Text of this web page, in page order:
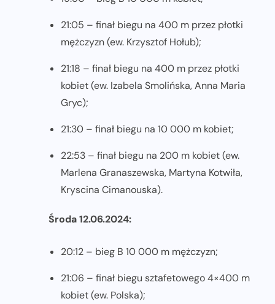
21:05 – finał biegu na 400 m przez płotki
mężczyzn (ew. Krzysztof Hołub);
21:18 – finał biegu na 400 m przez płotki
kobiet (ew. Izabela Smolińska, Anna Maria
Gryc);
21:30 – finał biegu na 10 000 m kobiet;
22:53 – finał biegu na 200 m kobiet (ew.
Marlena Granaszewska, Martyna Kotwiła,
Kryscina Cimanouska).
Środa 12.06.2024:
20:12 – bieg B 10 000 m mężczyzn;
21:06 – finał biegu sztafetowego 4×400 m
kobiet (ew. Polska);